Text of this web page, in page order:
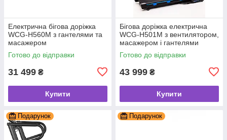
Електрична бігова доріжка
WCG-H560М з гантелями та
масажером
Готово до відправки
31 499 ₴
Купити
Бігова доріжка електрична
WCG-H501M з вентилятором,
масажером і гантелями
Безкоштовна доставка
Готово до відправки
43 999 ₴
Купити
Подарунок Подарунок